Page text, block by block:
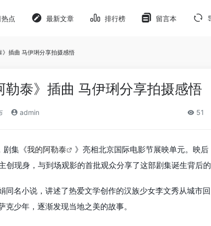
点 最新文章 排行榜 留言本
插曲 马伊琍分享拍摄感悟
泰》插曲 马伊琍分享拍摄感悟
admin 51
剧集《我的阿勒泰
》亮相北京国际电影节展映单元。映
创现身，与到场观影的首批观众分享了这部剧集诞生背后
同名小说，讲述了热爱文学创作的汉族少女李文秀从城市
少年，逐渐发现当地之美的故事。